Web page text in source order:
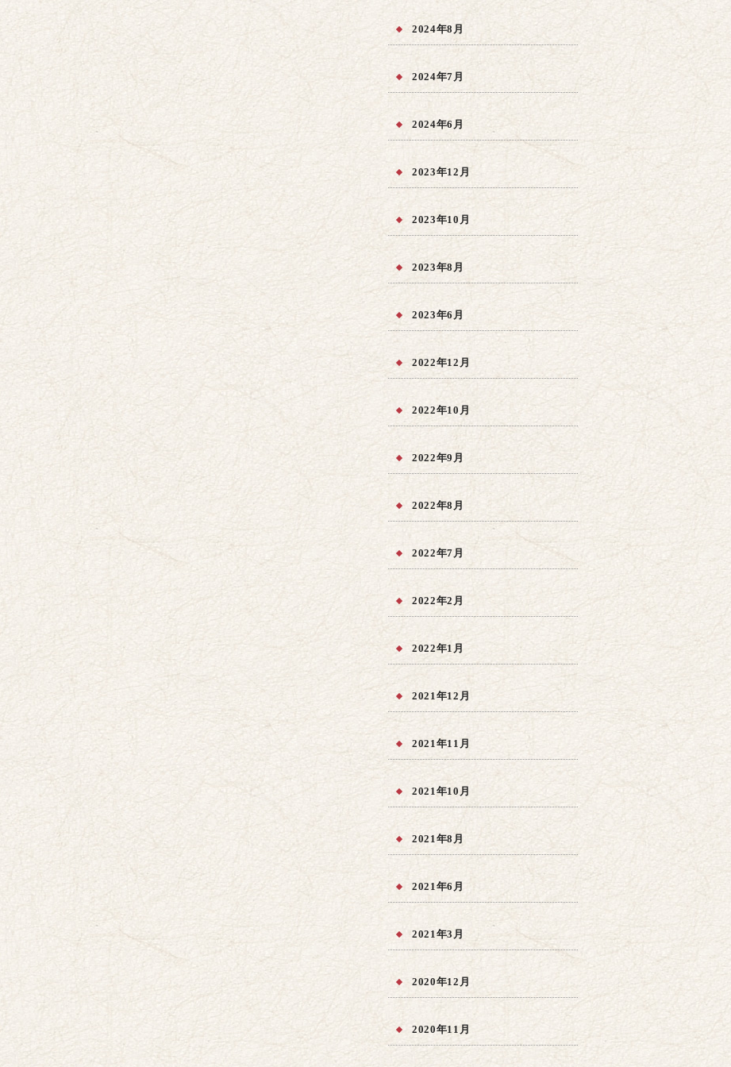
2024年8月
2024年7月
2024年6月
2023年12月
2023年10月
2023年8月
2023年6月
2022年12月
2022年10月
2022年9月
2022年8月
2022年7月
2022年2月
2022年1月
2021年12月
2021年11月
2021年10月
2021年8月
2021年6月
2021年3月
2020年12月
2020年11月